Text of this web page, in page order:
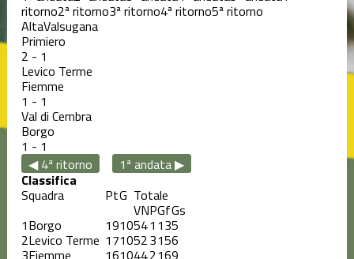
ritorno2ª ritorno3ª ritorno4ª ritorno5ª ritorno
AltaValsugana
Primiero
2 - 1
Levico Terme
Fiemme
1 - 1
Val di Cembra
Borgo
1 - 1
◀ 4ª ritorno
1ª andata ▶
Classifica
Squadra PtG Totale
VNPGfGs
1Borgo 1910541 135
2Levico Terme 1710523156
3Fiemme 1610442169